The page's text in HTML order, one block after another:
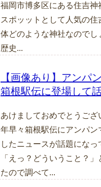
福岡市博多区にある住吉神
スポッットとして人気の住
体どのような神社なのでし
歴史...
【画像あり】アンパ
箱根駅伝に登場して
あけましておめでとうござ
年早々箱根駅伝にアンパン
したニュースが話題になっ
「えっ？どういうこと？
たので調べて...